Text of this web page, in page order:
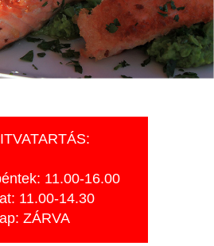
11.00-16.00
11.00-14.30
ZÁRVA